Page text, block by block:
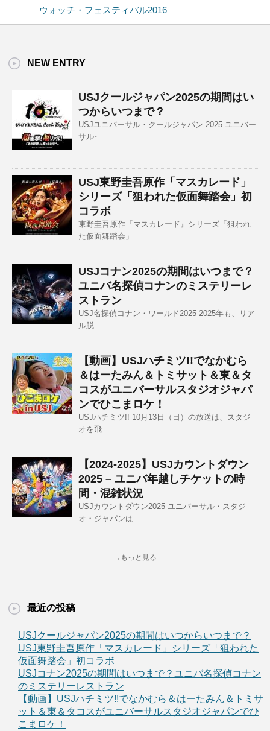
ウォッチ・フェスティバル2016
NEW ENTRY
USJクールジャパン2025の期間はい
つからいつまで？
USJユニバーサル・クールジャパン 2025 ユニバー
サル･
USJ東野圭吾原作「マスカレード」
シリーズ「狙われた仮面舞踏会」初
コラボ
東野圭吾原作『マスカレード』シリーズ「狙われ
た仮面舞踏会」
USJコナン2025の期間はいつまで？
ユニバ名探偵コナンのミステリーレ
ストラン
USJ名探偵コナン・ワールド2025 2025年も、リア
ル脱
【動画】USJハチミツ!!でなかむら
＆はーたみん＆トミサット＆東＆タ
コスがユニバーサルスタジオジャパ
ンでひこまロケ！
USJハチミツ!! 10月13日（日）の放送は、スタジ
オを飛
【2024-2025】USJカウントダウン
2025 – ユニバ年越しチケットの時
間・混雑状況
USJカウントダウン2025 ユニバーサル・スタジ
オ・ジャパンは
→もっと見る
最近の投稿
USJクールジャパン2025の期間はいつからいつまで？
USJ東野圭吾原作「マスカレード」シリーズ「狙われた
仮面舞踏会」初コラボ
USJコナン2025の期間はいつまで？ユニバ名探偵コナン
のミステリーレストラン
【動画】USJハチミツ!!でなかむら＆はーたみん＆トミサ
ット＆東＆タコスがユニバーサルスタジオジャパンでひ
こまロケ！